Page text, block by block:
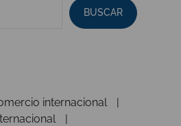
BUSCAR
internacional